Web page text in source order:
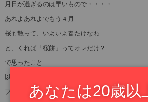
月日が過ぎるのは早いもので・・・・
あれよあれよでもう４月
桜も散って、いよいよ春たけなわ
と、くれば「桜餅」ってオレだけ？
で思ったこと
以前、FACEBOOKに書いたけど
ブラジル人のおじさんからもらったトウモロコシ
あなたは20歳以